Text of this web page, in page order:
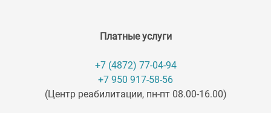
Платные услуги
+7 (4872) 77-04-94
+7 950 917-58-56
(Центр реабилитации, пн-пт 08.00-16.00)